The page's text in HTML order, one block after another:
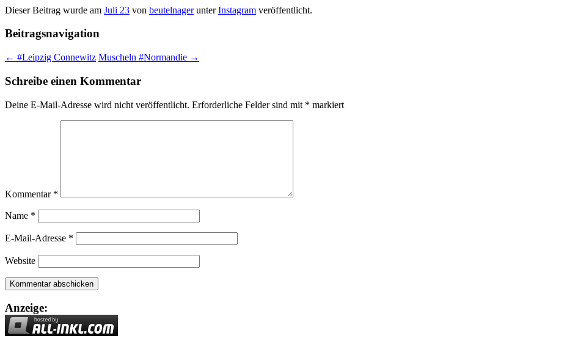
Dieser Beitrag wurde am Juli 23 von beutelnagerunterInstagram veröffentlicht.
Beitragsnavigation
← #Leipzig Connewitz Muscheln #Normandie →
Schreibe einen Kommentar
Deine E-Mail-Adresse wird nicht veröffentlicht. Erforderliche Felder sind mit * markiert
Kommentar *
Name *
E-Mail-Adresse *
Website
Anzeige: